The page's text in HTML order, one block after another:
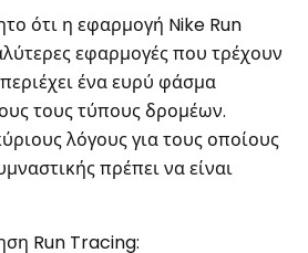
ότι η εφαρμογή Nike Run
εφαρμογές που τρέχουν
ένα ευρύ φάσμα
τους τύπους δρομέων.
λόγους για τους οποίους
πρέπει να είναι
Run Tracing: